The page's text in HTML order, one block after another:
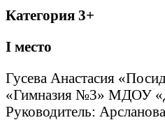
Категория 3+
I место
Гусева Анастасия
«Гимназия №3» МДОУ
Руководитель: